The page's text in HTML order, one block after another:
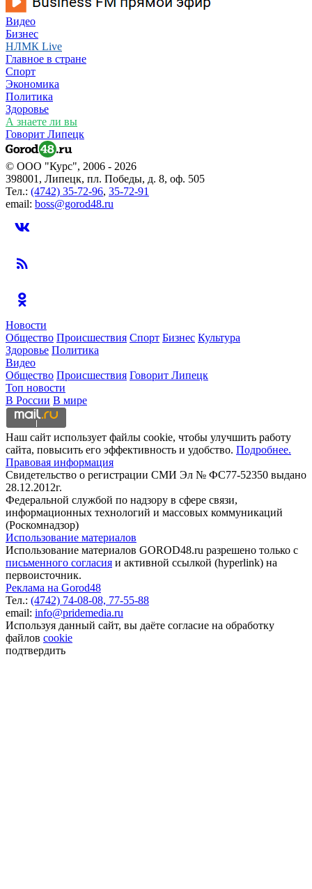
Видео
Бизнес
НЛМК Live
Главное в стране
Спорт
Экономика
Политика
Здоровье
А знаете ли вы
Говорит Липецк
© ООО "Курс", 2006 - 2026
398001, Липецк, пл. Победы, д. 8, оф. 505
Тел.: (4742) 35-72-96, 35-72-91
email: boss@gorod48.ru
Новости
Общество Происшествия Спорт Бизнес Культура
Здоровье Политика
Видео
Общество Происшествия Говорит Липецк
Топ новости
В России В мире
Наш сайт использует файлы cookie, чтобы улучшить работу
сайта, повысить его эффективность и удобство. Подробнее.
Правовая информация
Свидетельство о регистрации СМИ Эл № ФС77-52350 выдано
28.12.2012г.
Федеральной службой по надзору в сфере связи,
информационных технологий и массовых коммуникаций
(Роскомнадзор)
Использование материалов
Использование материалов GOROD48.ru разрешено только с
письменного согласия и активной ссылкой (hyperlink) на
первоисточник.
Реклама на Gorod48
Тел.: (4742) 74-08-08, 77-55-88
email: info@pridemedia.ru
Используя данный сайт, вы даёте согласие на обработку
файлов cookie
подтвердить